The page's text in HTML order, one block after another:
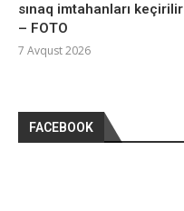
sınaq imtahanları keçirilir
– FOTO
7 Avqust 2026
FACEBOOK